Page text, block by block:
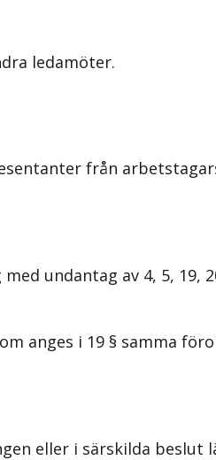
ledamöter.
från
undantag av 4, 5, 19,
anges i 19 § samma
eller i särskilda beslut